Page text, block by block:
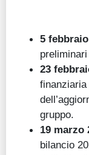
5
23
gruppo.
19 marzo
bilancio